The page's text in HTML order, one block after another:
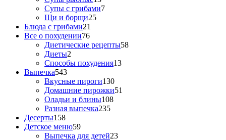
Супы с грибами7
Щи и борщи25
Блюда с грибами21
Все о похудении76
Диетические рецепты58
Диеты2
Способы похудения13
Выпечка543
Вкусные пироги130
Домашние пирожки51
Оладьи и блины108
Разная выпечка235
Десерты158
Детское меню59
Выпечка для детей23